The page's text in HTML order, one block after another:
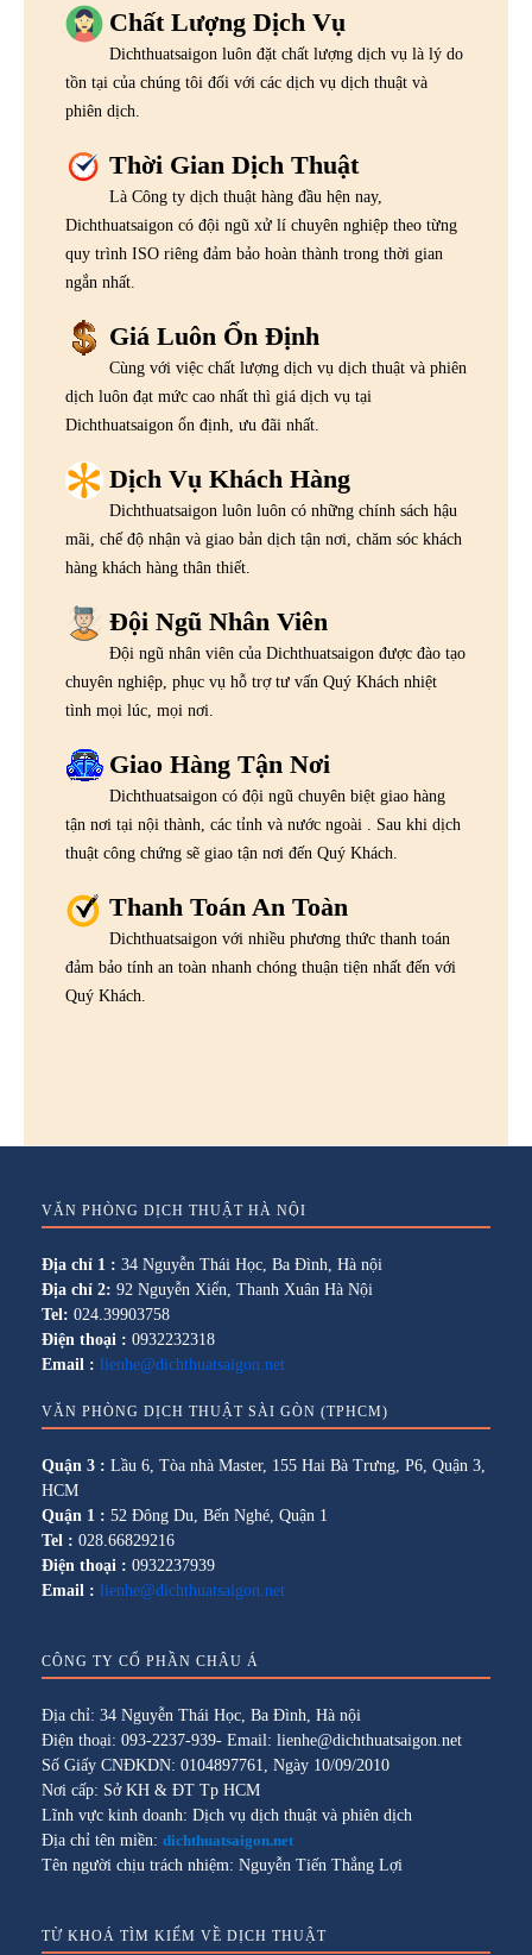
Chất Lượng Dịch Vụ
Dichthuatsaigon luôn đặt chất lượng dịch vụ là lý do
tồn tại của chúng tôi đối với các dịch vụ dịch thuật và
phiên dịch.
Thời Gian Dịch Thuật
Là Công ty dịch thuật hàng đầu hện nay,
Dichthuatsaigon có đội ngũ xử lí chuyên nghiệp theo từng
quy trình ISO riêng đảm bảo hoàn thành trong thời gian
ngắn nhất.
Giá Luôn Ổn Định
Cùng với việc chất lượng dịch vụ dịch thuật và phiên
dịch luôn đạt mức cao nhất thì giá dịch vụ tại
Dichthuatsaigon ổn định, ưu đãi nhất.
Dịch Vụ Khách Hàng
Dichthuatsaigon luôn luôn có những chính sách hậu
mãi, chế độ nhận và giao bản dịch tận nơi, chăm sóc khách
hàng khách hàng thân thiết.
Đội Ngũ Nhân Viên
Đội ngũ nhân viên của Dichthuatsaigon được đào tạo
chuyên nghiệp, phục vụ hỗ trợ tư vấn Quý Khách nhiệt
tình mọi lúc, mọi nơi.
Giao Hàng Tận Nơi
Dichthuatsaigon có đội ngũ chuyên biệt giao hàng
tận nơi tại nội thành, các tỉnh và nước ngoài . Sau khi dịch
thuật công chứng sẽ giao tận nơi đến Quý Khách.
Thanh Toán An Toàn
Dichthuatsaigon với nhiều phương thức thanh toán
đảm bảo tính an toàn nhanh chóng thuận tiện nhất đến với
Quý Khách.
VĂN PHÒNG DỊCH THUẬT HÀ NỘI
Địa chỉ 1 : 34 Nguyễn Thái Học, Ba Đình, Hà nội
Địa chỉ 2: 92 Nguyễn Xiển, Thanh Xuân Hà Nội
Tel: 024.39903758
Điện thoại : 0932232318
Email : lienhe@dichthuatsaigon.net
VĂN PHÒNG DỊCH THUẬT SÀI GÒN (TPHCM)
Quận 3 : Lầu 6, Tòa nhà Master, 155 Hai Bà Trưng, P6, Quận 3,
HCM
Quận 1 : 52 Đông Du, Bến Nghé, Quận 1
Tel : 028.66829216
Điện thoại : 0932237939
Email : lienhe@dichthuatsaigon.net
CÔNG TY CỔ PHẦN CHÂU Á
Địa chỉ: 34 Nguyễn Thái Học, Ba Đình, Hà nội
Điện thoại: 093-2237-939- Email: lienhe@dichthuatsaigon.net
Số Giấy CNĐKDN: 0104897761, Ngày 10/09/2010
Nơi cấp: Sở KH & ĐT Tp HCM
Lĩnh vực kinh doanh: Dịch vụ dịch thuật và phiên dịch
Địa chỉ tên miền: dichthuatsaigon.net
Tên người chịu trách nhiệm: Nguyễn Tiến Thắng Lợi
TỪ KHOÁ TÌM KIẾM VỀ DỊCH THUẬT